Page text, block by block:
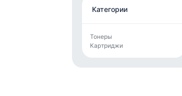
Категории
Тонеры
Картриджи